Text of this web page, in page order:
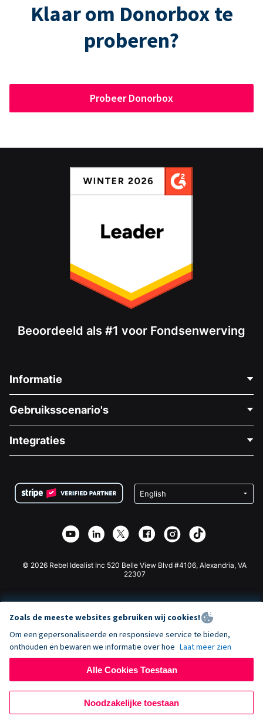
Klaar om Donorbox te
proberen?
Probeer Donorbox
Beoordeeld als #1 voor Fondsenwerving
Informatie
Over Ons
Vacatures
Privacy
Affiliate Partnerschap
Gebruiksscenario's
Medische Fondsenwerving
Goede Doelen Fondsenwerving
Integraties
Wix Donatie Plugin
Webflow Donatie App
Joomla Donatie
© 2026 Rebel Idealist Inc 520 Belle View Blvd #4106, Alexandria, VA
22307
Zoals de meeste websites gebruiken wij cookies!
Om een gepersonaliseerde en responsieve service te bieden,
onthouden en bewaren we informatie over hoe Laat meer zien
Alle Cookies Toestaan
Noodzakelijke toestaan